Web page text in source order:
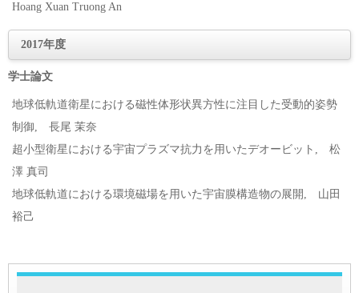
Hoang Xuan Truong An
2017年度
学士論文
地球低軌道衛星における磁性体形状異方性に注目した受動的姿勢
制御, 長尾 茉奈
超小型衛星における宇宙プラズマ抗力を用いたデオービット, 松
澤 真司
地球低軌道における環境磁場を用いた宇宙膜構造物の展開, 山田
裕己